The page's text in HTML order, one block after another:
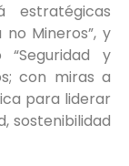
estratégicas
Mineros”, y
“Seguridad y
con miras a
para liderar
sostenibilidad